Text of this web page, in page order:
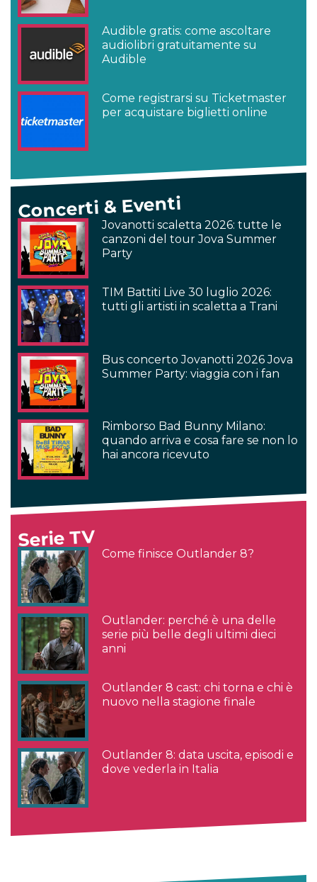
Audible gratis: come ascoltare
audiolibri gratuitamente su
Audible
Come registrarsi su Ticketmaster
per acquistare biglietti online
Concerti & Eventi
Jovanotti scaletta 2026: tutte le
canzoni del tour Jova Summer
Party
TIM Battiti Live 30 luglio 2026:
tutti gli artisti in scaletta a Trani
Bus concerto Jovanotti 2026 Jova
Summer Party: viaggia con i fan
Rimborso Bad Bunny Milano:
quando arriva e cosa fare se non lo
hai ancora ricevuto
Serie TV
Come finisce Outlander 8?
Outlander: perché è una delle
serie più belle degli ultimi dieci
anni
Outlander 8 cast: chi torna e chi è
nuovo nella stagione finale
Outlander 8: data uscita, episodi e
dove vederla in Italia